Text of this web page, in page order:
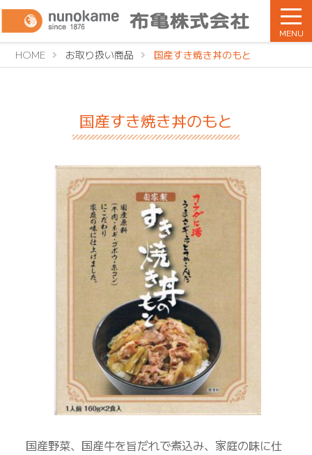
MENU
HOME お取り扱い商品 国産すき焼き丼のもと
国産すき焼き丼のもと
国産野菜、国産牛を旨だれで煮込み、家庭の味に仕